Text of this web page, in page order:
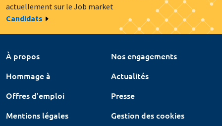
actuellement sur le Job market
Candidats
À propos
Nos engagements
Hommage à
Actualités
Offres d'emploi
Presse
Mentions légales
Gestion des cookies